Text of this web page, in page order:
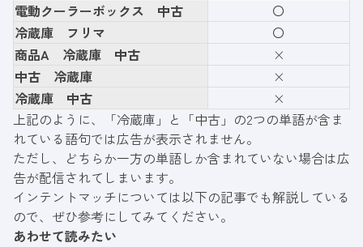
電動クーラーボックス 中古
〇
冷蔵庫 フリマ
〇
商品A 冷蔵庫 中古
×
中古 冷蔵庫
×
冷蔵庫 中古
×
上記のように、「冷蔵庫」と「中古」の2つの単語が含ま
れている語句では広告が表示されません。
ただし、どちらか一方の単語しか含まれていない場合は広
告が配信されてしまいます。
インテントマッチについては以下の記事でも解説している
ので、ぜひ参考にしてみてください。
あわせて読みたい